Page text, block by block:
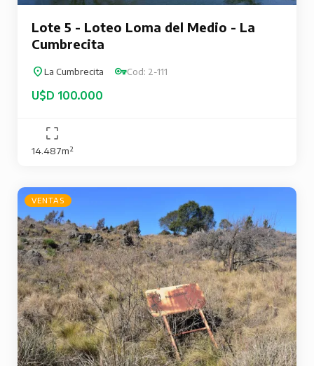
Lote 5 - Loteo Loma del Medio - La
Cumbrecita
La Cumbrecita Cod: 2-111
U$D 100.000
14.487m²
VENTAS